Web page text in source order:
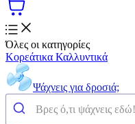
Όλες οι κατηγορίες
Κορεάτικα Καλλυντικά
Ψάχνεις για δροσιά;